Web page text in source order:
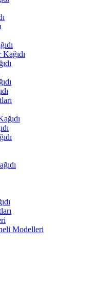
Modelleri